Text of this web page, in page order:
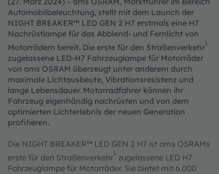
Automobilbeleuchtung, stellt mit dem Launch der
NIGHT BREAKER™ LED GEN 2 H7 erstmals eine H7
Nachrüstlampe für das Abblend- und Fernlicht von
Motorrädern bereit. Die erste für den Straßenverkehr1
zugelassene LED-H7 Fahrzeuglampe für Motorräder
von ams OSRAM überzeugt unter anderem durch
maximale Lichtausbeute, Vibrationsresistenz und
lange Lebensdauer. Motorradfahrer können ihr
Fahrzeug eigenhändig nachrüsten und von dem
optimierten Lichterlebnis der neuen Generation
profitieren.
Die NIGHT BREAKER™ LED GEN 2 H7 ist ams OSRAMs
erste für den Straßenverkehr1 zugelassene LED H7
Fahrzeuglampe für Motorräder. Sie bietet mit 6.000